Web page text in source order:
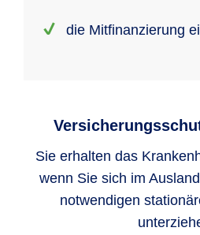
die Mitfinan­zierung
Sie erhalten das
wenn Sie sich im
notwendigen